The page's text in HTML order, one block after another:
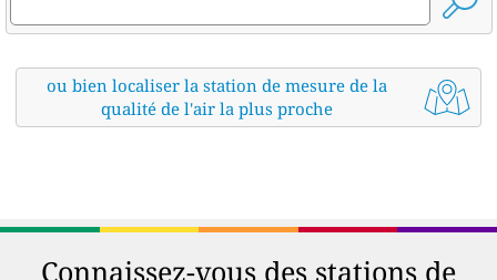
ou bien localiser la station de mesure de la
qualité de l'air la plus proche
Connaissez-vous des stations de